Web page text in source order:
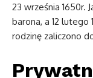
23 września 1650r.
barona, a 12 lutego
rodzinę zaliczono